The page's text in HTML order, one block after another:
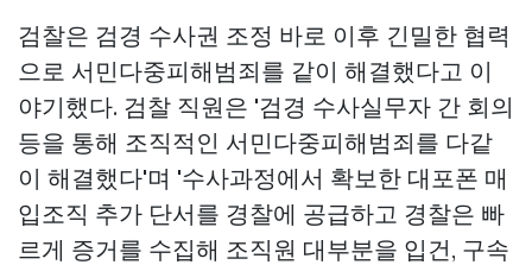
검찰은 검경 수사권 조정 바로 이후 긴밀한 협력
으로 서민다중피해범죄를 같이 해결했다고 이
야기했다. 검찰 직원은 '검경 수사실무자 간 회의
등을 통해 조직적인 서민다중피해범죄를 다같
이 해결했다'며 '수사과정에서 확보한 대포폰 매
입조직 추가 단서를 경찰에 공급하고 경찰은 빠
르게 증거를 수집해 조직원 대부분을 입건, 구속